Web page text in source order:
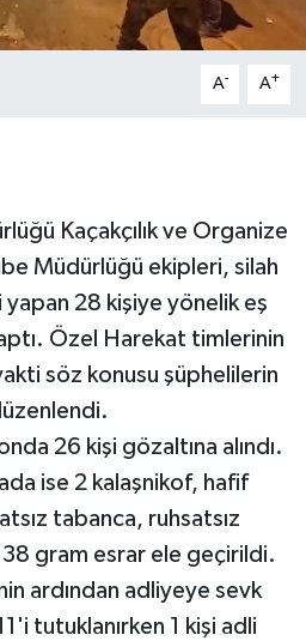
A- A+
Kaçakçılık ve Organize
Müdürlüğü ekipleri, silah
28 kişiye yönelik eş
Özel Harekat timlerinin
söz konusu şüphelilerin
26 kişi gözaltına alındı.
ise 2 kalaşnikof, hafif
tabanca, ruhsatsız
gram esrar ele geçirildi.
ardından adliyeye sevk
tutuklanırken 1 kişi adli